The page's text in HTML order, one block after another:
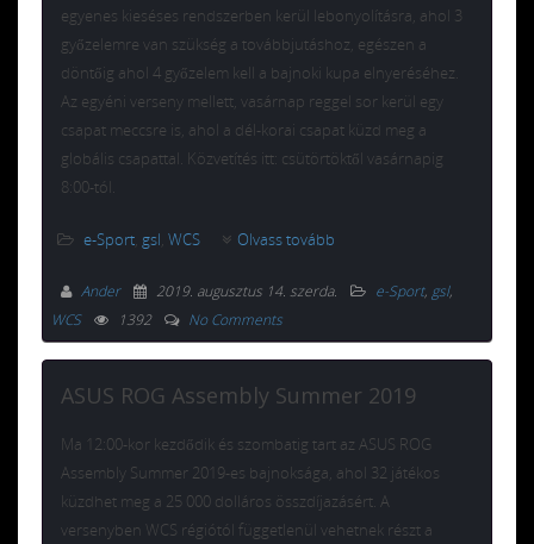
egyenes kieséses rendszerben kerül lebonyolításra, ahol 3
győzelemre van szükség a továbbjutáshoz, egészen a
döntőig ahol 4 győzelem kell a bajnoki kupa elnyeréséhez.
Az egyéni verseny mellett, vasárnap reggel sor kerül egy
csapat meccsre is, ahol a dél-korai csapat küzd meg a
globális csapattal. Közvetítés itt: csütörtöktől vasárnapig
8:00-tól.
e-Sport, gsl, WCS Olvass tovább
Ander 2019. augusztus 14. szerda. e-Sport, gsl,
WCS
1392 No Comments
ASUS ROG Assembly Summer 2019
Ma 12:00-kor kezdődik és szombatig tart az ASUS ROG
Assembly Summer 2019-es bajnoksága, ahol 32 játékos
küzdhet meg a 25 000 dolláros összdíjazásért. A
versenyben WCS régiótól függetlenül vehetnek részt a